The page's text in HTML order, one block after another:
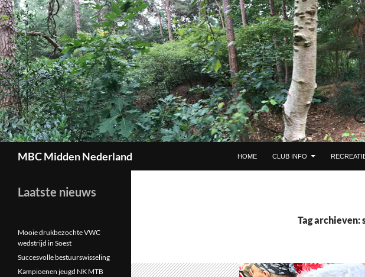
MBC Midden Nederland HOME CLUB INFO
Tag archieven:
Laatste nieuws
Mooie drukbezochte VWC
wedstrijd in Soest
Succesvolle bestuurswisseling
Kampioenen jeugd NK MTB